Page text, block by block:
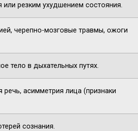
или резким ухудшением состояния.
черепно-мозговые травмы, ожоги
тело в дыхательных путях.
речь, асимметрия лица (признаки
сознания.